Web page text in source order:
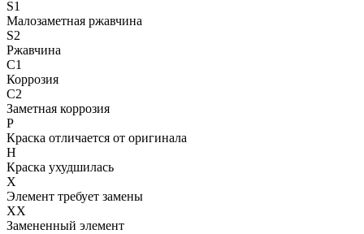
S1
Малозаметная ржавчина
S2
Ржавчина
C1
Коррозия
C2
Заметная коррозия
P
Краска отличается от оригинала
H
Краска ухудшилась
X
Элемент требует замены
XX
Замененный элемент